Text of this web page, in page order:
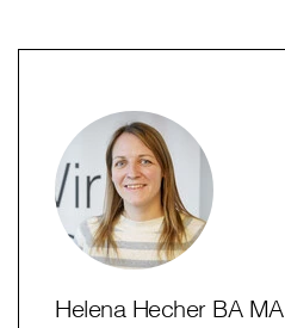
Helena Hecher BA MA